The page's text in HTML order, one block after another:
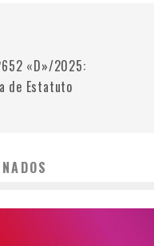
«D»/2025:
de Estatuto